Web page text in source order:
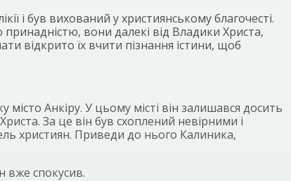
і був вихований у християнському благочесті.
вони далекі від Владики Христа,
відкрито їх вчити пізнання істини, щоб
Анкіру. У цьому місті він залишався досить
За це він був схоплений невірними і
християн. Приведи до нього Калиника,
вже спокусив.